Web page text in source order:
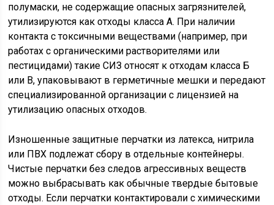
полумаски, не содержащие опасных загрязнителей,
утилизируются как отходы класса А. При наличии
контакта с токсичными веществами (например, при
работах с органическими растворителями или
пестицидами) такие СИЗ относят к отходам класса Б
или В, упаковывают в герметичные мешки и передают
специализированной организации с лицензией на
утилизацию опасных отходов.
Изношенные защитные перчатки из латекса, нитрила
или ПВХ подлежат сбору в отдельные контейнеры.
Чистые перчатки без следов агрессивных веществ
можно выбрасывать как обычные твердые бытовые
отходы. Если перчатки контактировали с химическими